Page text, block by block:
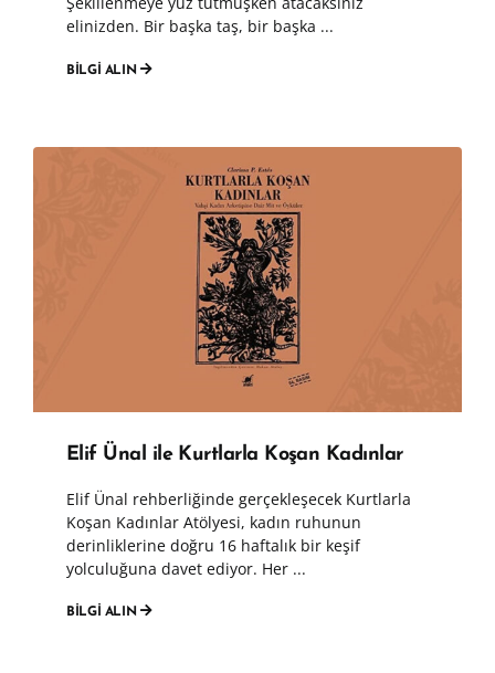
elinizden. Bir başka taş, bir başka ...
BİLGİ ALIN
Elif Ünal ile Kurtlarla Koşan Kadınlar
Elif Ünal rehberliğinde gerçekleşecek Kurtlarla
Koşan Kadınlar Atölyesi, kadın ruhunun
derinliklerine doğru 16 haftalık bir keşif
yolculuğuna davet ediyor. Her ...
BİLGİ ALIN